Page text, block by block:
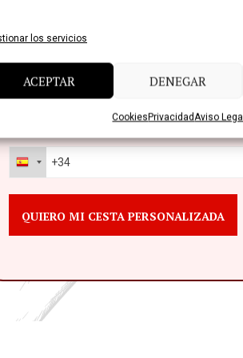
los servicios
ACEPTAR DENEGAR
CookiesPrivacidadAviso Legal